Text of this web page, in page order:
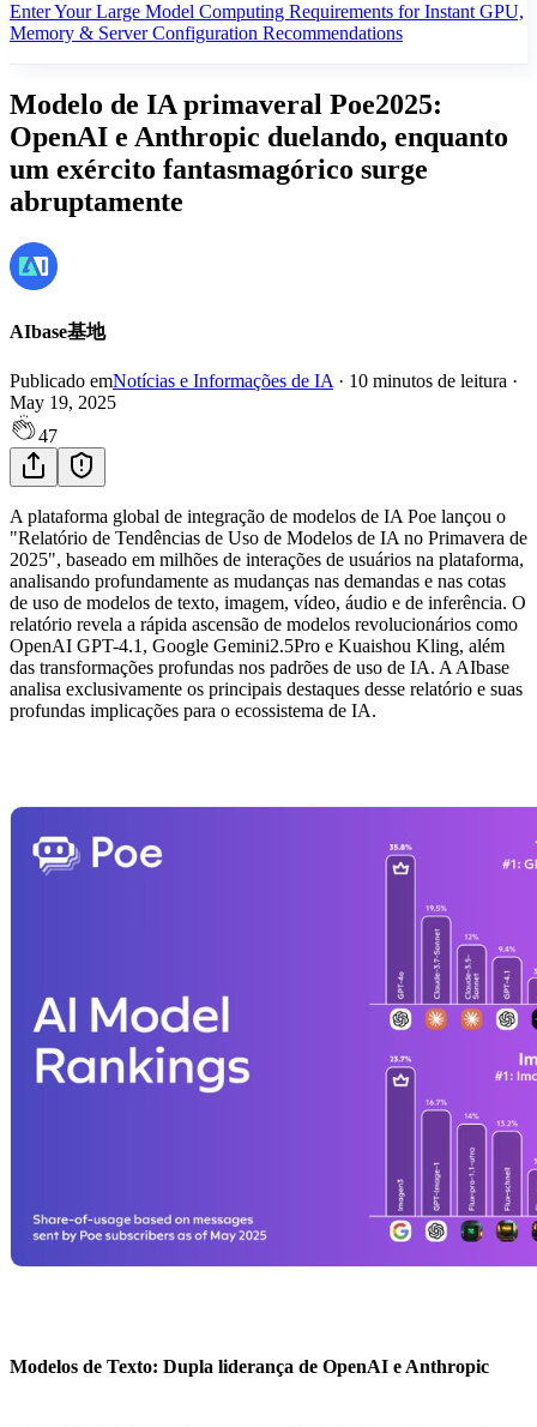
Enter Your Large Model Computing Requirements for Instant GPU,
Memory & Server Configuration Recommendations
Modelo de IA primaveral Poe2025:
OpenAI e Anthropic duelando, enquanto
um exército fantasmagórico surge
abruptamente
AIbase基地
Publicado emNotícias e Informações de IA · 10 minutos de leitura ·
May 19, 2025
47
A plataforma global de integração de modelos de IA Poe lançou o
"Relatório de Tendências de Uso de Modelos de IA no Primavera de
2025", baseado em milhões de interações de usuários na plataforma,
analisando profundamente as mudanças nas demandas e nas cotas
de uso de modelos de texto, imagem, vídeo, áudio e de inferência. O
relatório revela a rápida ascensão de modelos revolucionários como
OpenAI GPT-4.1, Google Gemini2.5Pro e Kuaishou Kling, além
das transformações profundas nos padrões de uso de IA. A AIbase
analisa exclusivamente os principais destaques desse relatório e suas
profundas implicações para o ecossistema de IA.
Modelos de Texto: Dupla liderança de OpenAI e Anthropic